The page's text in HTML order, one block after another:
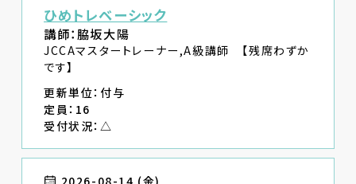
ひめトレベーシック
講師：脇坂大陽
JCCAマスタートレーナー,A級講師 【残席わずか
です】
更新単位：付与
定員：16
受付状況：△
2026-08-14 (金)